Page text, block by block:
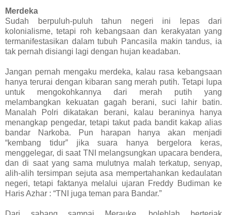
Merdeka
Sudah berpuluh-puluh tahun negeri ini lepas dari
kolonialisme, tetapi roh kebangsaan dan kerakyatan yang
termanifestasikan dalam tubuh Pancasila makin tandus, ia
tak pernah disiangi lagi dengan hujan keadaban.
Jangan pernah mengaku merdeka, kalau rasa kebangsaan
hanya terurai dengan kibaran sang merah putih. Tetapi lupa
untuk mengokohkannya dari merah putih yang
melambangkan kekuatan gagah berani, suci lahir batin.
Manalah Polri dikatakan berani, kalau beraninya hanya
menangkap pengedar, tetapi takut pada bandit kakap alias
bandar Narkoba. Pun harapan hanya akan menjadi
“kembang tidur” jika suara hanya bergelora keras,
menggelegar, di saat TNI melangsungkan upacara bendera,
dan di saat yang sama mulutnya malah terkatup, senyap,
alih-alih tersimpan sejuta asa mempertahankan kedaulatan
negeri, tetapi faktanya melalui ujaran Freddy Budiman ke
Haris Azhar : “TNI juga teman para Bandar.”